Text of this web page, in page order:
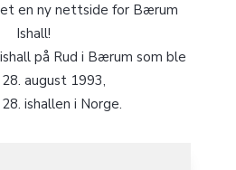
en ny nettside for Bærum
Ishall!
på Rud i Bærum som ble
august 1993,
ishallen i Norge.